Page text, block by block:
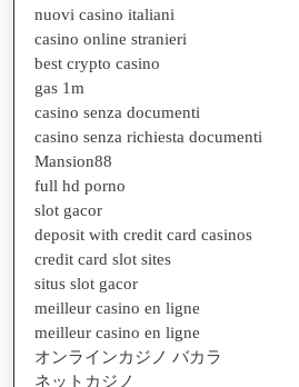
nuovi casino italiani
casino online stranieri
best crypto casino
gas 1m
casino senza documenti
casino senza richiesta documenti
Mansion88
full hd porno
slot gacor
deposit with credit card casinos
credit card slot sites
situs slot gacor
meilleur casino en ligne
meilleur casino en ligne
オンラインカジノ バカラ
ネットカジノ